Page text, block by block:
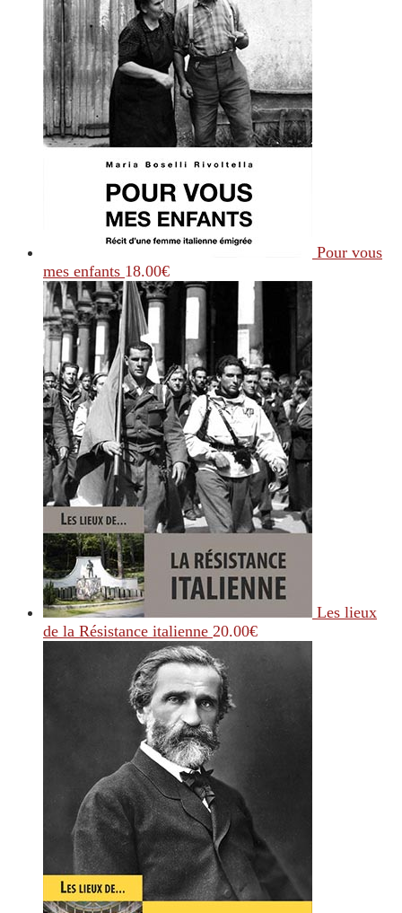
Pour vous
mes enfants 18.00€
Les lieux
de la Résistance italienne 20.00€